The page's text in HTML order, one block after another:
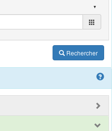
Rechercher